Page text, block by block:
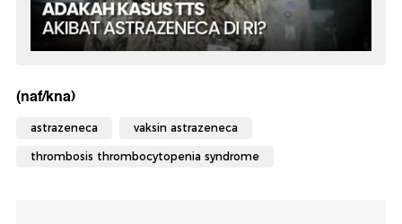
(naf/kna)
astrazeneca vaksin astrazeneca
thrombosis thrombocytopenia syndrome